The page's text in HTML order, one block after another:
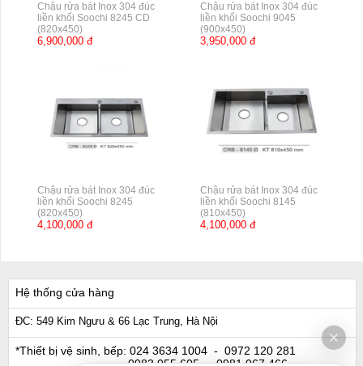
Chậu rửa bát Inox 304 đúc
liền khối Soochi 8245 CD
(820x450)
6,900,000 đ
Chậu rửa bát Inox 304 đúc
liền khối Soochi 9045
(900x450)
3,950,000 đ
Chậu rửa bát Inox 304 đúc
liền khối Soochi 8245
(820x450)
4,100,000 đ
Chậu rửa bát Inox 304 đúc
liền khối Soochi 8145
(810x450)
4,100,000 đ
Hệ thống cửa hàng
ĐC: 549 Kim Ngưu & 66 Lạc Trung, Hà Nội
*Thiết bị vệ sinh, bếp: 024 3634 1004 - 0972 120 281